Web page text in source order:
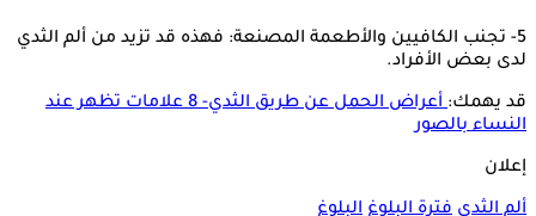
5- تجنب الكافيين والأطعمة المصنعة: فهذه قد تزيد من ألم الثدي
لدى بعض الأفراد.
قد يهمك:
أعراض الحمل عن طريق الثدي- 8 علامات تظهر عند
النساء بالصور
إعلان
ألم الثدي فترة البلوغ البلوغ